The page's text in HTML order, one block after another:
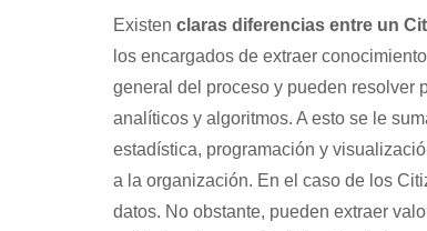
Existen claras diferencias entre un
los encargados de extraer
general del proceso y pueden resolver
analíticos y algoritmos. A esto se le
estadística, programación y
a la organización. En el caso de los
datos. No obstante, pueden extraer